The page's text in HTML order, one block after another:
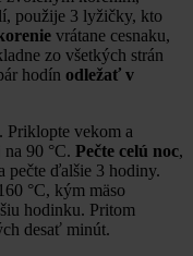
použije 3 lyžičky, kto
vrátane cesnaku,
zo všetkých strán
hodín odležať v
Priklopte vekom a
90 °C. Pečte celú noc,
pečte ďalšie 3 hodiny.
°C, kým mäso
hodinku. Pritom
desať minút.